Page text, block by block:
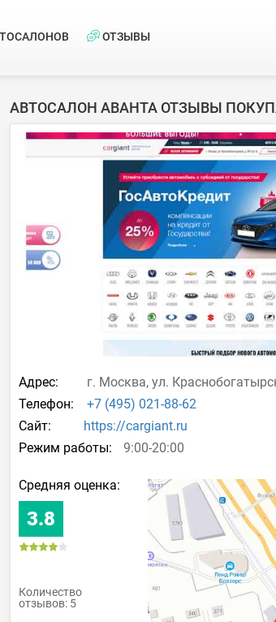
ОТЗЫВЫ
АВТОСАЛОН АВАНТА ОТЗЫВЫ
Адрес:
г. Москва, ул.
Телефон:
+7 (495) 021-88-62
Сайт:
https://cargiant.ru
Режим работы:
9:00-20:00
Средняя оценка:
3.8
Количество
отзывов: 5